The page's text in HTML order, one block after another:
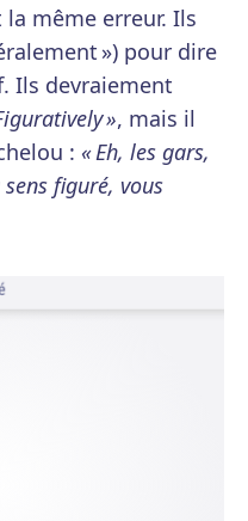
même erreur. Ils
») pour dire
Ils devraiement
», mais il
: « Eh, les gars,
figuré, vous